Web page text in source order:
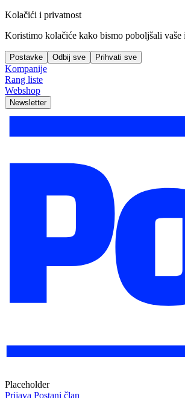
Kolačići i privatnost
Koristimo kolačiće kako bismo poboljšali
Postavke Odbij sve Prihvati sve
Kompanije
Rang liste
Webshop
Newsletter
Placeholder
Prijava Postani član